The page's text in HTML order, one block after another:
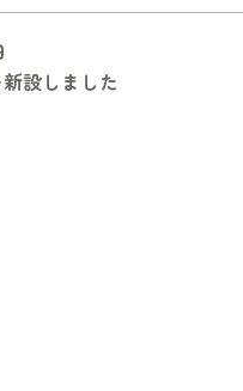
設しました